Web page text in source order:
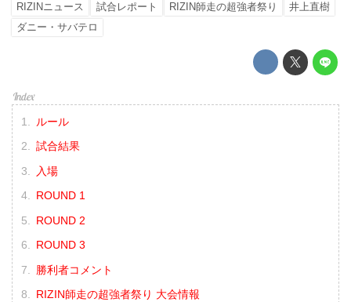
RIZINニュース 試合レポート RIZIN師走の超強者祭り
井上直樹
ダニー・サバテロ
ルール
試合結果
入場
ROUND 1
ROUND 2
ROUND 3
勝利者コメント
RIZIN師走の超強者祭り 大会情報